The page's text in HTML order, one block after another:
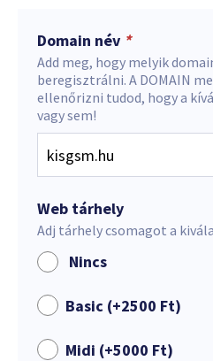
Domain név *
Add meg, hogy melyik
beregisztrálni. A DOMAIN
ellenőrizni tudod, hogy a
vagy sem!
Web tárhely
Adj tárhely csomagot a
Nincs
Basic (+2500 Ft)
Midi (+5000 Ft)